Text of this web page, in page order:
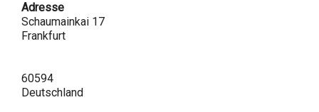
Adresse
Schaumainkai 17
Frankfurt
60594
Deutschland